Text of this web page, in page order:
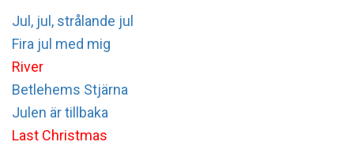
Jul, jul, strålande jul
Fira jul med mig
River
Betlehems Stjärna
Julen är tillbaka
Last Christmas